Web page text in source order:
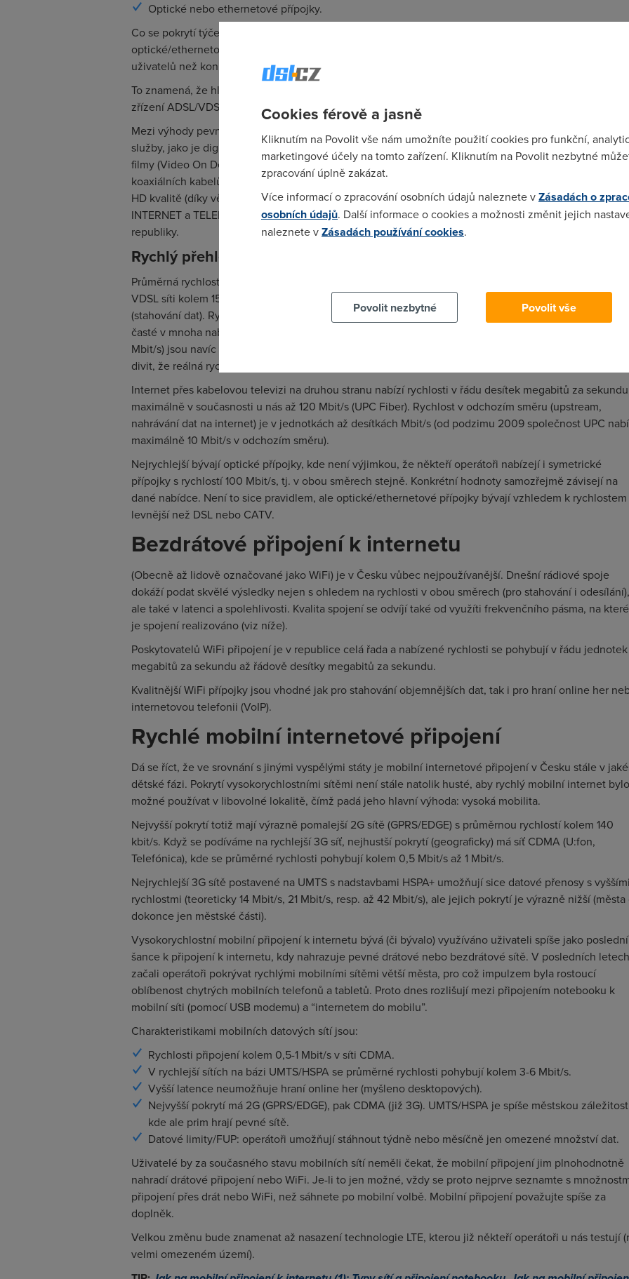
Optické nebo ethernetové přípojky.
Co se pokrytí týče, největší zastoupení má ADSL/VDSL, poté kabelová televize a až na konci jsou
optické/ethernetové přípojky (označované jako FTTx/ETTH), které jsou dostupné menší základně
uživatelů než konkurenční platformy.
To znamená, že hledáte-li vysokorychlostní internet, pravděpodobně nejčastěji narazíte na možnost
zřízení ADSL/VDSL. V některých městech na sídlištích bývají dostupné všechny tři způsoby připojení.
Mezi výhody pevných drátových sítí patří možnost si kromě internetu zřídit "přes jeden" kabel i další
služby, jako je digitální televize (přes internetový protokol, IPTV), levný telefon (VoIP) nebo si půjčovat
filmy (Video On Demand, VOD). Zejména IPTV přes optickou a hybridní infrastrukturu (spojení optiky a
koaxiálních kabelů u kabelového připojení) má tu výhodu, že může být klientovi dodáváno ve výborné
HD kvalitě (díky větší datové propustnosti těchto sítí). Služby od jednoho operátora, v níž se pojí TV,
INTERNET a TELEFON se označují jako Triple Play a dnes je nabízí poskytovatelé na více místech
republiky.
Rychlý přehled rychlostí
Průměrná rychlosti připojení přes ADSL/VDSL činí něco kolem 10 Mbit/s (v ADSL síti kolem 5 Mbit/s, ve
VDSL síti kolem 15 Mbit/s), poskytovatelé nabízejí rychlosti nejčastěji “až 20 Mbit/s” nebo “až 40 Mbit/
(stahování dat). Rychlost odesílání je pak o řád nižší (v současnosti maximálně 2 Mbit/s). Slovíčko “až” je
časté v mnoha nabídkách a říká pouze to, že maximální rychlost v síti je “až X”. Vyšší rychlosti (přes 10
Mbit/s) jsou navíc dostupné jen v místech s VDSL linkou (ADSL je pomalejší). Proto by se nikdo neměl
divit, že reálná rychlost připojení je třeba 8,2 Mbit/s, byť si účastník koupil linku “až 20 Mbit/s”.
Internet přes kabelovou televizi na druhou stranu nabízí rychlosti v řádu desítek megabitů za
maximálně v současnosti u nás až 120 Mbit/s (UPC Fiber). Rychlost v odchozím směru (upstream,
nahrávání dat na internet) je v jednotkách až desítkách Mbit/s (od podzimu 2009 společnost UPC
maximálně 10 Mbit/s v odchozím směru).
Nejrychlejší bývají optické přípojky, kde není výjimkou, že někteří operátoři nabízejí i symetrické
přípojky s rychlostí 100 Mbit/s, tj. v obou směrech stejně. Konkrétní hodnoty samozřejmě závisejí na
dané nabídce. Není to sice pravidlem, ale optické/ethernetové přípojky bývají vzhledem k rychlostem
levnější než DSL nebo CATV.
Bezdrátové připojení k internetu
(Obecně až lidově označované jako WiFi) je v Česku vůbec nejpoužívanější. Dnešní rádiové spoje
dokáží podat skvělé výsledky nejen s ohledem na rychlosti v obou směrech (pro stahování i odesílání),
ale také v latenci a spolehlivosti. Kvalita spojení se odvíjí také od využíti frekvenčního pásma, na
je spojení realizováno (viz níže).
Poskytovatelů WiFi připojení je v republice celá řada a nabízené rychlosti se pohybují v řádu jednotek
megabitů za sekundu až řádově desítky megabitů za sekundu.
Kvalitnější WiFi přípojky jsou vhodné jak pro stahování objemnějších dat, tak i pro hraní online her
internetovou telefonii (VoIP).
Rychlé mobilní internetové připojení
Dá se říct, že ve srovnání s jinými vyspělými státy je mobilní internetové připojení v Česku stále v
dětské fázi. Pokrytí vysokorychlostními sítěmi není stále natolik husté, aby rychlý mobilní internet bylo
možné používat v libovolné lokalitě, čímž padá jeho hlavní výhoda: vysoká mobilita.
Nejvyšší pokrytí totiž mají výrazně pomalejší 2G sítě (GPRS/EDGE) s průměrnou rychlostí kolem 140
kbit/s. Když se podíváme na rychlejší 3G síť, nejhustší pokrytí (geograficky) má síť CDMA (U:fon,
Telefónica), kde se průměrné rychlosti pohybují kolem 0,5 Mbit/s až 1 Mbit/s.
Nejrychlejší 3G sítě postavené na UMTS s nadstavbami HSPA+ umožňují sice datové přenosy s vyššími
rychlostmi (teoreticky 14 Mbit/s, 21 Mbit/s, resp. až 42 Mbit/s), ale jejich pokrytí je výrazně nižší (města
dokonce jen městské části).
Vysokorychlostní mobilní připojení k internetu bývá (či bývalo) využíváno uživateli spíše jako poslední
šance k připojení k internetu, kdy nahrazuje pevné drátové nebo bezdrátové sítě. V posledních letech
začali operátoři pokrývat rychlými mobilními sítěmi větší města, pro což impulzem byla rostoucí
oblíbenost chytrých mobilních telefonů a tabletů. Proto dnes rozlišují mezi připojením notebooku k
mobilní síti (pomocí USB modemu) a “internetem do mobilu”.
Charakteristikami mobilních datových sítí jsou:
Rychlosti připojení kolem 0,5-1 Mbit/s v síti CDMA.
V rychlejší sítích na bázi UMTS/HSPA se průměrné rychlosti pohybují kolem 3-6 Mbit/s.
Vyšší latence neumožňuje hraní online her (myšleno desktopových).
Nejvyšší pokrytí má 2G (GPRS/EDGE), pak CDMA (již 3G). UMTS/HSPA je spíše městskou
kde ale prim hrají pevné sítě.
Datové limity/FUP: operátoři umožňují stáhnout týdně nebo měsíčně jen omezené množství dat.
Uživatelé by za současného stavu mobilních sítí neměli čekat, že mobilní připojení jim plnohodnotně
nahradí drátové připojení nebo WiFi. Je-li to jen možné, vždy se proto nejprve seznamte s
připojení přes drát nebo WiFi, než sáhnete po mobilní volbě. Mobilní připojení považujte spíše za
doplněk.
Velkou změnu bude znamenat až nasazení technologie LTE, kterou již někteří operátoři u nás testují
velmi omezeném území).
Cookies férově a jasně
Kliknutím na Povolit vše nám umožníte použití cookies pro funkční,
marketingové účely na tomto zařízení. Kliknutím na Povolit nezbytné
zpracování úplně zakázat.
Více informací o zpracování osobních údajů naleznete vZásadách o
osobních údajů. Další informace o cookies a možnosti změnit jejich
naleznete vZásadách používání cookies.
Povolit nezbytné
Povolit vše